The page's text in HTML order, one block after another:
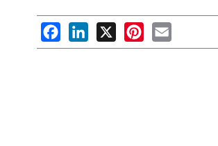
FacebookLinkedIn
X PinterestEmail